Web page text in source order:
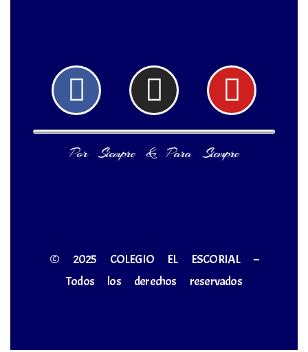
FacebookInstagram
Por Siempre & Para Siempre
© 2025 COLEGIO EL ESCORIAL –
Todos los derechos reservados